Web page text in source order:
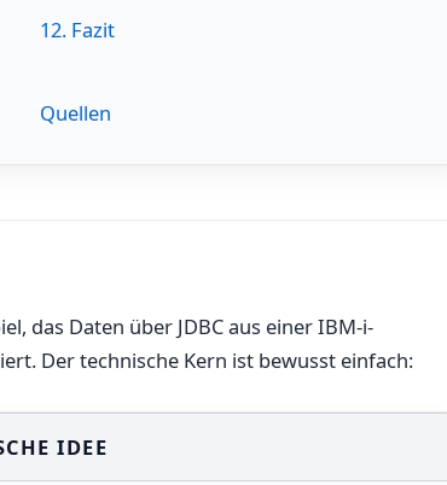
12. Fazit
Quellen
das Daten über JDBC aus einer IBM-i-
Der technische Kern ist bewusst einfach:
IDEE